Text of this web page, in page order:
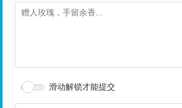
滑动解锁才能提交